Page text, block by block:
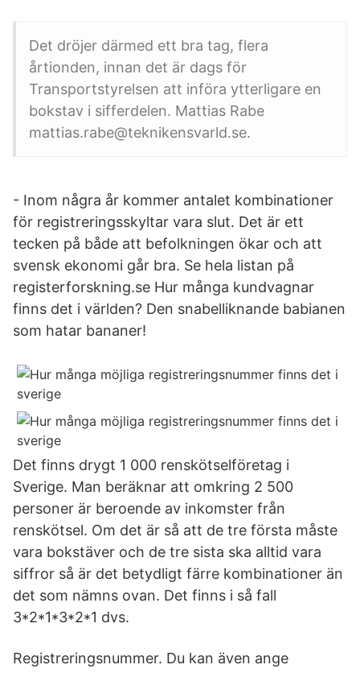
Det dröjer därmed ett bra tag, flera
årtionden, innan det är dags för
Transportstyrelsen att införa ytterligare en
bokstav i sifferdelen. Mattias Rabe
mattias.rabe@teknikensvarld.se.
- Inom några år kommer antalet kombinationer
för registreringsskyltar vara slut. Det är ett
tecken på både att befolkningen ökar och att
svensk ekonomi går bra. Se hela listan på
registerforskning.se Hur många kundvagnar
finns det i världen? Den snabelliknande babianen
som hatar bananer!
Det finns drygt 1 000 renskötselföretag i
Sverige. Man beräknar att omkring 2 500
personer är beroende av inkomster från
renskötsel. Om det är så att de tre första måste
vara bokstäver och de tre sista ska alltid vara
siffror så är det betydligt färre kombinationer än
det som nämns ovan. Det finns i så fall
3*2*1*3*2*1 dvs.
Registreringsnummer. Du kan även ange